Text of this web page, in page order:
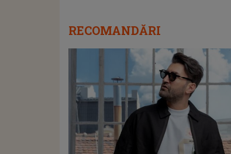
RECOMANDĂRI